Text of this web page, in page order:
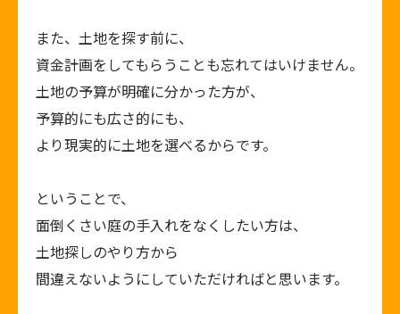
また、土地を探す前に、
資金計画をしてもらうことも忘れてはいけません。
土地の予算が明確に分かった方が、
予算的にも広さ的にも、
より現実的に土地を選べるからです。
ということで、
面倒くさい庭の手入れをなくしたい方は、
土地探しのやり方から
間違えないようにしていただければと思います。